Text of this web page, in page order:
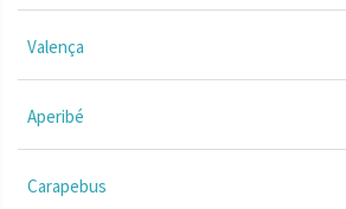
Valença
Aperibé
Carapebus